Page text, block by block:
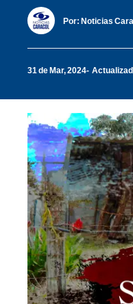
Por: Noticias
31 de Mar, 2024